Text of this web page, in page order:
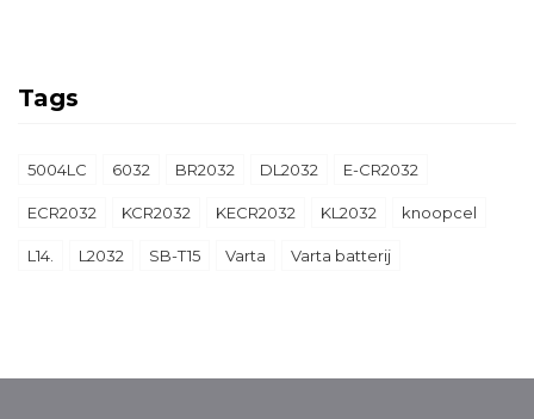
Tags
5004LC 6032 BR2032 DL2032 E-CR2032
ECR2032 KCR2032 KECR2032 KL2032 knoopcel
L14. L2032 SB-T15 Varta Varta batterij